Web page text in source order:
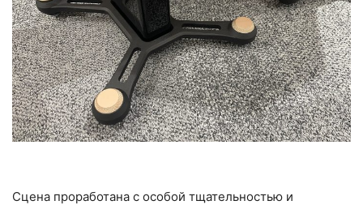
Сцена проработана с особой тщательностью и